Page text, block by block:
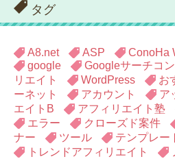
リ
ー
タグ
A8.net ASP ConoHa
google
Googleサーチコ
リエイト
WordPress お
ーネット
アカウント ア
エイトB
アフィリエイト塾
エラー
クローズド案件
ナー
ツール テンプレー
トレンドアフィリエイト